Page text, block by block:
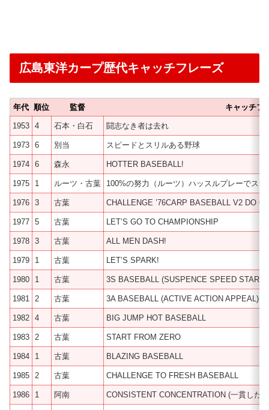
広島東洋カープ歴代キャッチフレーズ
年代 順位 監督 キャッチフ
1953 4 石本・白石 闘志なき者は去れ
1973 6 別当 スピードとスリルある野球
1974 6 森永 HOTTER BASEBALL!
1975 1 ルーツ・古葉 100%の努力（ルーツ）ハッスルプレーでス
1976 3 古葉 CHALLENGE ’76CARP BASEBALL V2 DO
1977 5 古葉 LET’S GO TO CHAMPIONSHIP
1978 3 古葉 ALL MEN DASH!
1979 1 古葉 LET’S SPARK!
1980 1 古葉 3S BASEBALL (SUSPENCE SPEED START)
1981 2 古葉 3A BASEBALL (ACTIVE ACTION APPEAL)
1982 4 古葉 BIG JUMP HOT BASEBALL
1983 2 古葉 START FROM ZERO
1984 1 古葉 BLAZING BASEBALL
1985 2 古葉 CHALLENGE TO FRESH BASEBALL
1986 1 阿南 CONSISTENT CONCENTRATION (一貫した